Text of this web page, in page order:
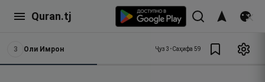
Quran.tj
3 Оли Имрон Ҷуз 3 •Саҳифа 59